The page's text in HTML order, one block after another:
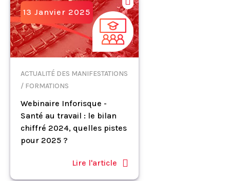
13 Janvier 2025
ACTUALITÉ DES MANIFESTATIONS
/ FORMATIONS
Webinaire Inforisque -
Santé au travail : le bilan
chiffré 2024, quelles pistes
pour 2025 ?
Lire l'article